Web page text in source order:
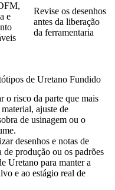
e
Revise os desenhos
antes da liberação
da ferramentaria
de Uretano Fundido
o risco da parte que mais
ajuste de
de usinagem ou o
desenhos e notas de
de produção ou os padrões
Uretano para manter a
e ao estágio real de